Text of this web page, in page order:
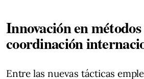
Innovación en
coordinación
Entre las nuevas tácticas